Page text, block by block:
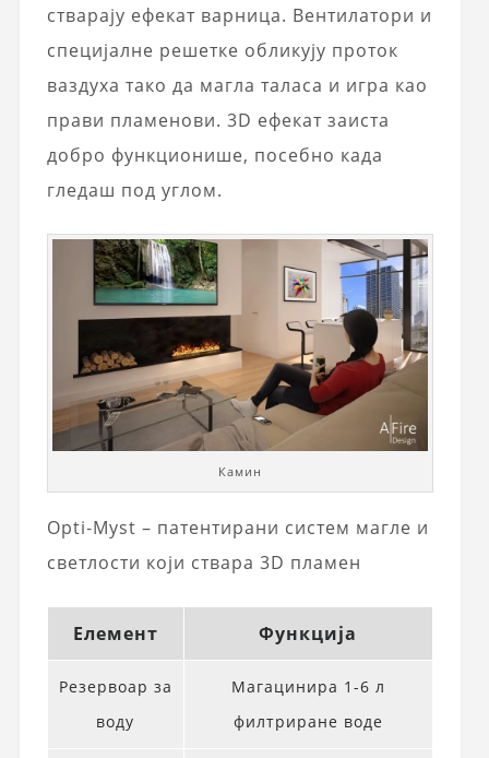
стварају ефекат варница. Вентилатори и
специјалне решетке обликују проток
ваздуха тако да магла таласа и игра као
прави пламенови. 3D ефекат заиста
добро функционише, посебно када
гледаш под углом.
Камин
Opti‑Myst – патентирани систем магле и
светлости који ствара 3D пламен
Елемент Функција
Резервоар за
воду
Магацинира 1-6 л
филтриране воде